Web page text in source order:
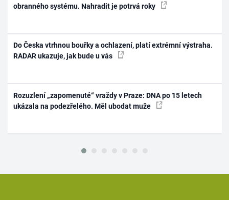
obranného systému. Nahradit je potrvá roky
Do Česka vtrhnou bouřky a ochlazení, platí extrémní výstraha.
RADAR ukazuje, jak bude u vás
Rozuzlení „zapomenuté“ vraždy v Praze: DNA po 15 letech
ukázala na podezřelého. Měl ubodat muže